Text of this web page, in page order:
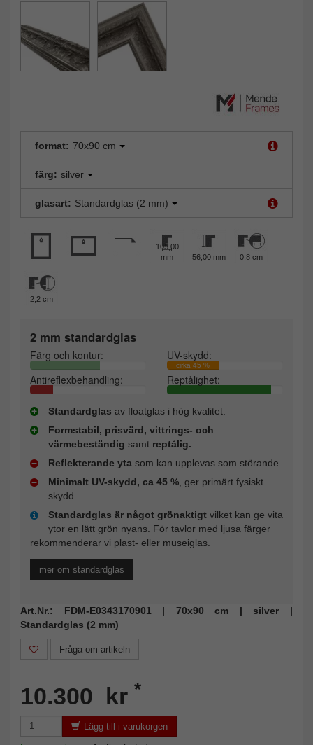
format: 70x90 cm
färg: silver
glasart: Standardglas (2 mm)
105,00
mm
56,00 mm 0,8 cm
2,2 cm
2 mm standardglas
Färg och kontur: UV-skydd:
cirka 45 %
Antireflexbehandling: Reptålighet:
Standardglas av floatglas i hög kvalitet.
Formstabil, prisvärd, vittrings- och
värmebeständig samt reptålig.
Reflekterande yta som kan upplevas som störande.
Minimalt UV-skydd, ca 45 % , ger primärt fysiskt
skydd.
Standardglas är något grönaktigt vilket kan ge vita
ytor en lätt grön nyans. För tavlor med ljusa färger
rekommenderar vi plast- eller museiglas.
mer om standardglas
Art.Nr.: FDM-E0343170901 | 70x90 cm | silver |
Standardglas (2 mm)
Fråga om artikeln
10.300 kr *
Lägg till i varukorgen